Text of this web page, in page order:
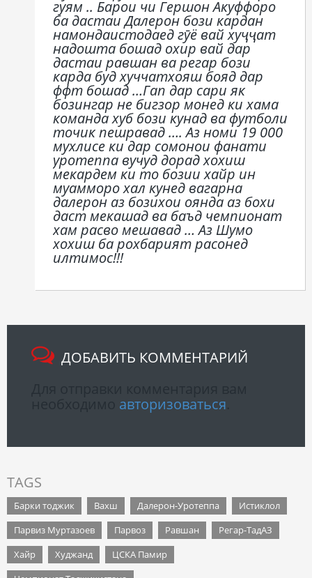
гуям .. Барои чи Гершон Акуффоро
ба дастаи Далерон бози кардан
намондаистодаед гӯё вай хуҷҷат
надошта бошад охир вай дар
дастаи равшан ва регар бози
карда буд хуччатхояш бояд дар
ффт бошад …Гап дар сари як
бозингар не бигзор монед ки хама
команда хуб бози кунад ва футболи
точик пешравад …. Аз номи 19 000
мухлисе ки дар сомонои фанати
уротеппа вучуд дорад хохиш
мекардем ки то бозии хайр ин
муамморо хал кунед вагарна
далерон аз бозихои оянда аз бохи
даст мекашад ва баъд чемпионат
хам расво мешавад … Аз Шумо
хохиш ба рохбарият расонед
илтимос!!!
ДОБАВИТЬ КОММЕНТАРИЙ
авторизоваться
TAGS
Барки тоджик Вахш Далерон-Уротеппа
Истиклол
Парвиз Муртазоев
Парвоз Равшан
Регар-ТадАЗ
Хайр
Худжанд
ЦСКА Памир